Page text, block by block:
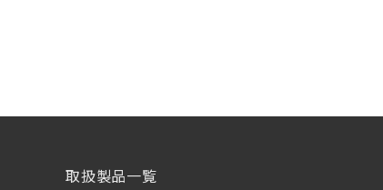
取扱製品一覧